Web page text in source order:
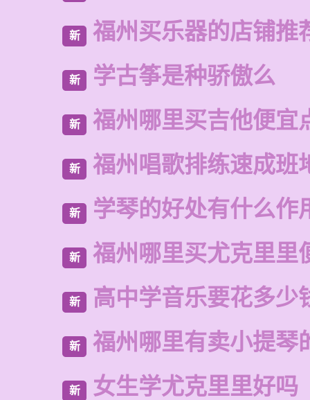
新 福州买乐器的店铺推
新 学古筝是种骄傲么
新 福州哪里买吉他便宜
新 福州唱歌排练速成班
新 学琴的好处有什么作
新 福州哪里买尤克里里
新 高中学音乐要花多少
新 福州哪里有卖小提琴
新 女生学尤克里里好吗